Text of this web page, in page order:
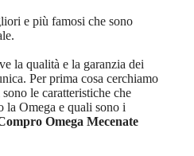
e più famosi che sono
la qualità e la garanzia dei
Per prima cosa cerchiamo
le caratteristiche che
la Omega e quali sono i
Omega Mecenate